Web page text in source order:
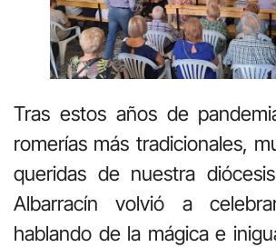
Tras estos años de
romerías más tradicionales,
queridas de nuestra
Albarracín volvió a
hablando de la mágica e